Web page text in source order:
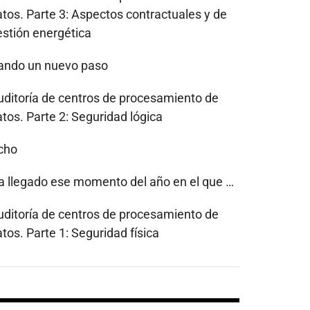
Parte 3: Aspectos contractuales y de
energética
un nuevo paso
de centros de procesamiento de
Parte 2: Seguridad lógica
llegado ese momento del año en el que …
de centros de procesamiento de
Parte 1: Seguridad física